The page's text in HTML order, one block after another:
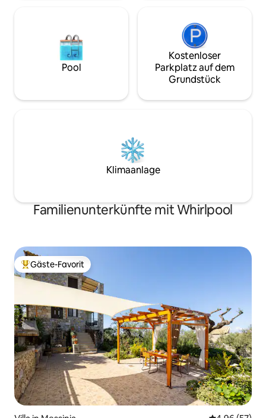
Pool
Kostenloser
Parkplatz auf dem
Grundstück
Klimaanlage
Familienunterkünfte mit Whirlpool
Beliebter Gäste-Favorit.
Gäste-Favorit